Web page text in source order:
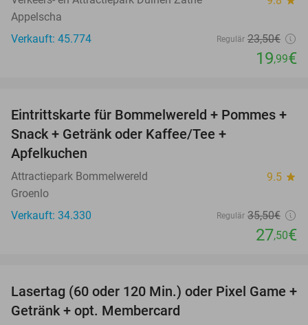
Appelscha
Verkauft: 45.774
Regulär 23,50€
19,99€
23%
Eintrittskarte für Bommelwereld + Pommes +
Snack + Getränk oder Kaffee/Tee +
Apfelkuchen
Attractiepark Bommelwereld 9.5 star
Groenlo
Verkauft: 34.330
Regulär 35,50€
27,50€
31%
Lasertag (60 oder 120 Min.) oder Pixel Game +
Getränk + opt. Membercard